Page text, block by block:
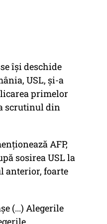
îşi deschide
USL, şi-a
primelor
scrutinul din
AFP,
sosirea USL la
anterior, foarte
(...) Alegerile